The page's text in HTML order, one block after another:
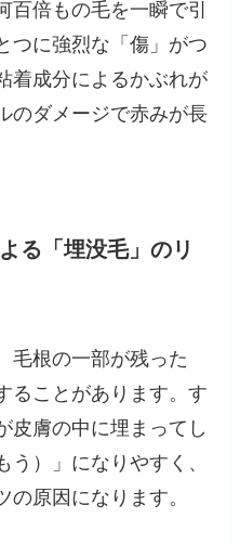
倍もの毛を一瞬で引
つに強烈な「傷」がつ
着成分によるかぶれが
のダメージで赤みが長
る「埋没毛」のリ
毛根の一部が残った
ることがあります。す
皮膚の中に埋まってし
う）」になりやすく、
の原因になります。